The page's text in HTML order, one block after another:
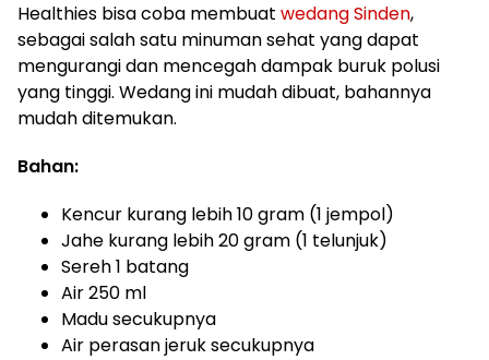
Healthies bisa coba membuat wedang Sinden,
sebagai salah satu minuman sehat yang dapat
mengurangi dan mencegah dampak buruk polusi
yang tinggi. Wedang ini mudah dibuat, bahannya
mudah ditemukan.
Bahan:
Kencur kurang lebih 10 gram (1 jempol)
Jahe kurang lebih 20 gram (1 telunjuk)
Sereh 1 batang
Air 250 ml
Madu secukupnya
Air perasan jeruk secukupnya